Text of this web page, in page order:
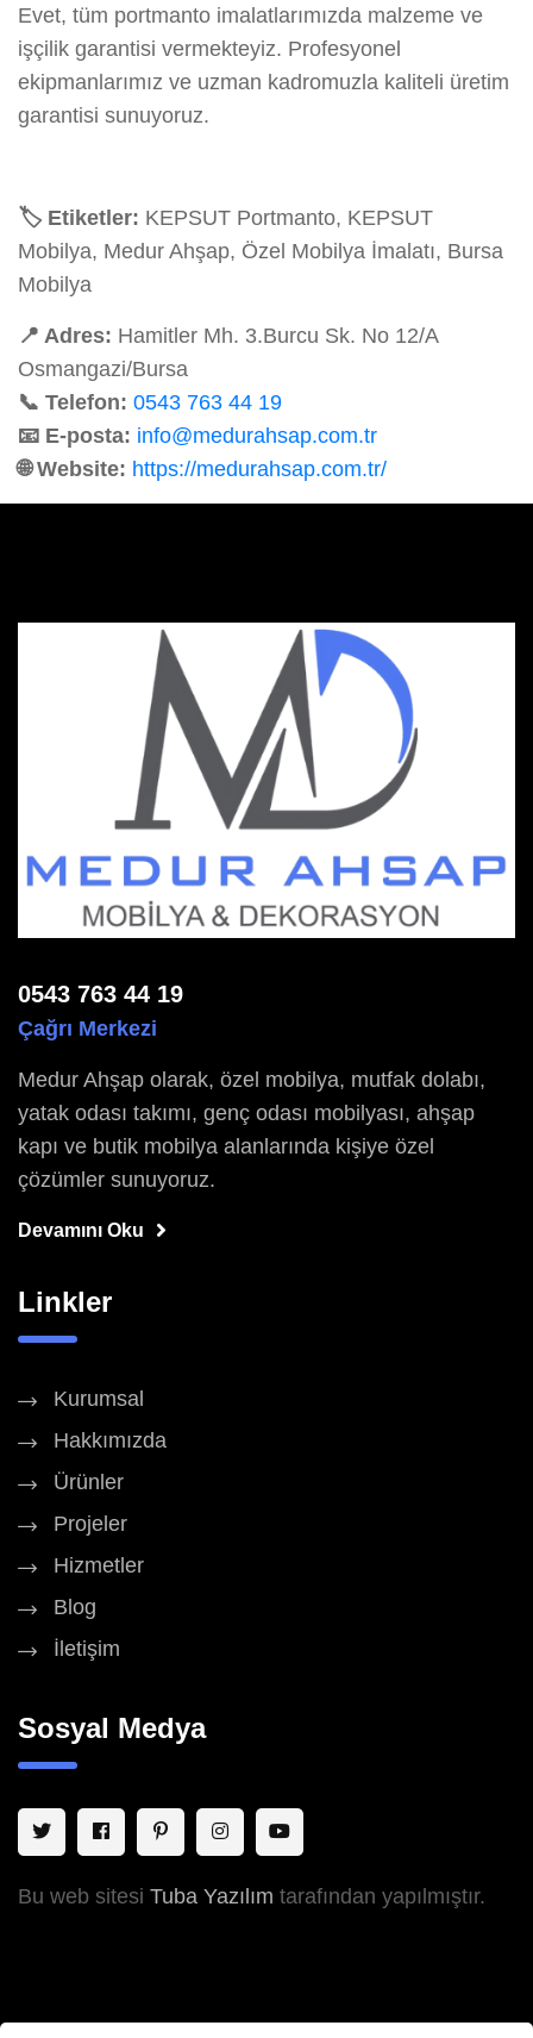
Evet, tüm portmanto imalatlarımızda malzeme ve
işçilik garantisi vermekteyiz. Profesyonel
ekipmanlarımız ve uzman kadromuzla kaliteli üretim
garantisi sunuyoruz.
🏷️ Etiketler: KEPSUT Portmanto, KEPSUT
Mobilya, Medur Ahşap, Özel Mobilya İmalatı, Bursa
Mobilya
📍 Adres: Hamitler Mh. 3.Burcu Sk. No 12/A
Osmangazi/Bursa
📞 Telefon: 0543 763 44 19
📧 E-posta: info@medurahsap.com.tr
🌐 Website: https://medurahsap.com.tr/
0543 763 44 19
Çağrı Merkezi
Medur Ahşap olarak, özel mobilya, mutfak dolabı,
yatak odası takımı, genç odası mobilyası, ahşap
kapı ve butik mobilya alanlarında kişiye özel
çözümler sunuyoruz.
Devamını Oku
Linkler
Kurumsal
Hakkımızda
Ürünler
Projeler
Hizmetler
Blog
İletişim
Sosyal Medya
Bu web sitesi Tuba Yazılım tarafından yapılmıştır.